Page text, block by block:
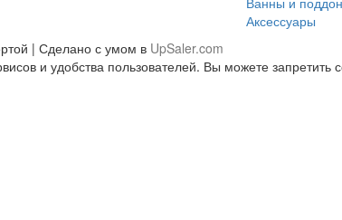
Аксессуары
| Сделано с умом в UpSaler.com
и удобства пользователей. Вы можете запретить